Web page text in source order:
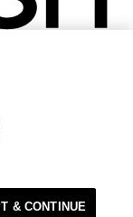
ba&sh
manteaux ba&sh
ba&shOpen Les
& CONTINUE